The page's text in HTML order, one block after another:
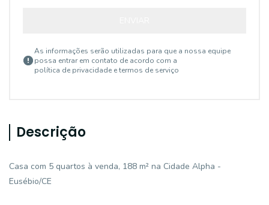
As informações serão utilizadas para que a nossa equipe
possa entrar em contato de acordo com a
política de privacidade e termos de serviço
Descrição
Casa com 5 quartos à venda, 188 m² na Cidade Alpha -
Eusébio/CE